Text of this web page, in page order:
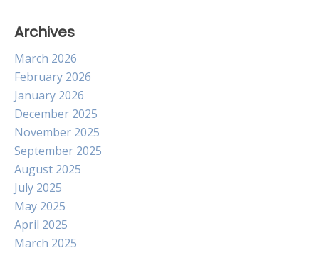
Archives
March 2026
February 2026
January 2026
December 2025
November 2025
September 2025
August 2025
July 2025
May 2025
April 2025
March 2025